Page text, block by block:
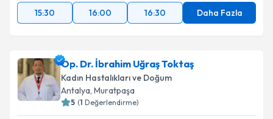
15:30
16:00 16:30 Daha Fazla
Op. Dr. İbrahim Uğraş Toktaş
Kadın Hastalıkları ve Doğum
Antalya, Muratpaşa
5 (1 Değerlendirme)